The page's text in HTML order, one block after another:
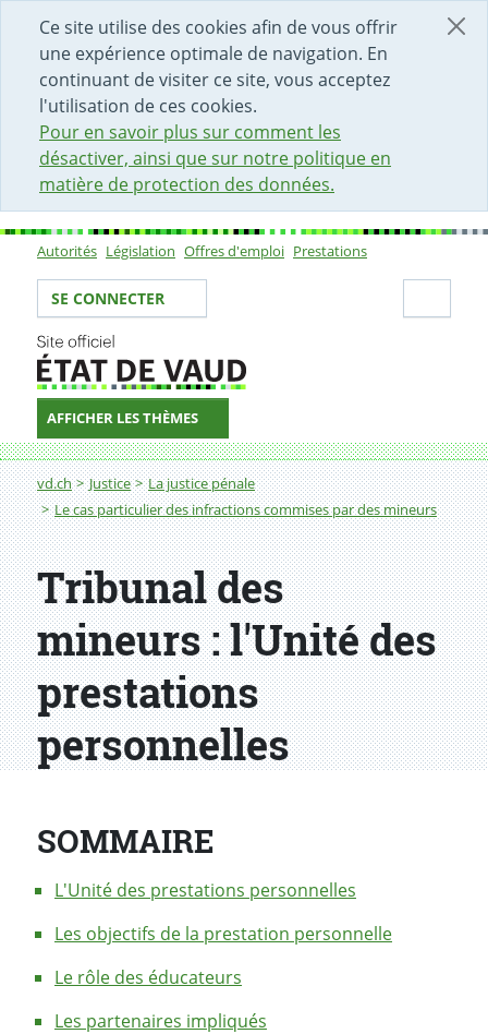
Ce site utilise des cookies afin de vous offrir
une expérience optimale de navigation. En
continuant de visiter ce site, vous acceptez
l'utilisation de ces cookies.
Pour en savoir plus sur comment les
désactiver, ainsi que sur notre politique en
matière de protection des données.
DÉBUT DU CONTENU DE LA PAGE
ACCÈS AU CHAMP DE RECHERCHE
PAGE D'ACCUEIL
FORMULAIRE DE CONTACT
Sous-navigation
Autorités Législation Offres d'emploi Prestations
Votre identité
SE CONNECTER
AFFICHER LES THÈMES
Fil d'Ariane
vd.ch Justice
La justice pénale
Le cas particulier des infractions commises par des mineurs
Tribunal des mineurs : l'Unité des prestations
Tribunal des
mineurs : l'Unité des
prestations
personnelles
SOMMAIRE
L'Unité des prestations personnelles
Les objectifs de la prestation personnelle
Le rôle des éducateurs
Les partenaires impliqués